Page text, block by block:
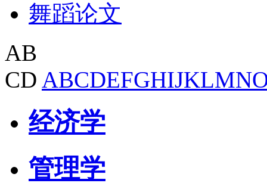
舞蹈论文
AB
CD ABCDEFGHIJKLMN
经济学
管理学